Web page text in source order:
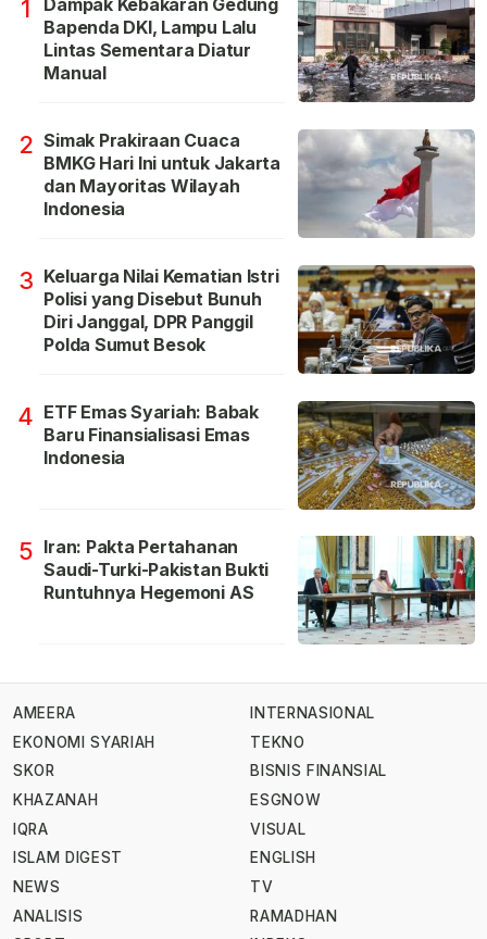
1
Dampak Kebakaran Gedung
Bapenda DKI, Lampu Lalu
Lintas Sementara Diatur
Manual
2 Simak Prakiraan Cuaca
BMKG Hari Ini untuk Jakarta
dan Mayoritas Wilayah
Indonesia
3 Keluarga Nilai Kematian Istri
Polisi yang Disebut Bunuh
Diri Janggal, DPR Panggil
Polda Sumut Besok
4 ETF Emas Syariah: Babak
Baru Finansialisasi Emas
Indonesia
5 Iran: Pakta Pertahanan
Saudi-Turki-Pakistan Bukti
Runtuhnya Hegemoni AS
AMEERA
EKONOMI SYARIAH
SKOR
KHAZANAH
IQRA
ISLAM DIGEST
NEWS
ANALISIS
INTERNASIONAL
TEKNO
BISNIS FINANSIAL
ESGNOW
VISUAL
ENGLISH
TV
RAMADHAN